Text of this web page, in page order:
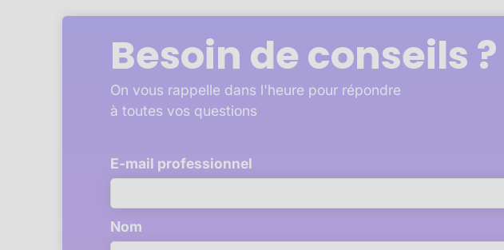
Besoin de conseils ?
On vous rappelle dans l'heure pour répondre
à toutes vos questions
E-mail professionnel
Nom